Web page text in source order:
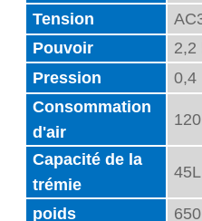
Tension
Pouvoir
2,2
Pression
0,4
Consommation
d'air
Capacité de la
trémie
45L
poids